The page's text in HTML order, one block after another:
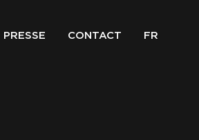
PRESSE CONTACT FR